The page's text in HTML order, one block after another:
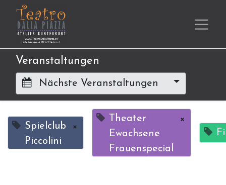
Veranstaltungen
Nächste Veranstaltungen
Spielclub
Piccolini
×
Theater
Ewachsene
Frauenspecial
×